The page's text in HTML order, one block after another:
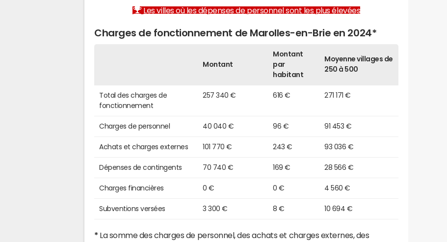
Les villes où les dépenses de personnel sont les plus élevées
Charges de fonctionnement de Marolles-en-Brie en 2024*
Montant
Montant
par
habitant
Moyenne villages de
250 à 500
Total des charges de
fonctionnement
257 340 € 616 € 271 171 €
Charges de personnel 40 040 € 96 € 91 453 €
Achats et charges externes 101 770 € 243 € 93 036 €
Dépenses de contingents 70 740 € 169 € 28 566 €
Charges financières 0 € 0 € 4 560 €
Subventions versées 3 300 € 8 € 10 694 €
* La somme des charges de personnel, des achats et charges externes, des